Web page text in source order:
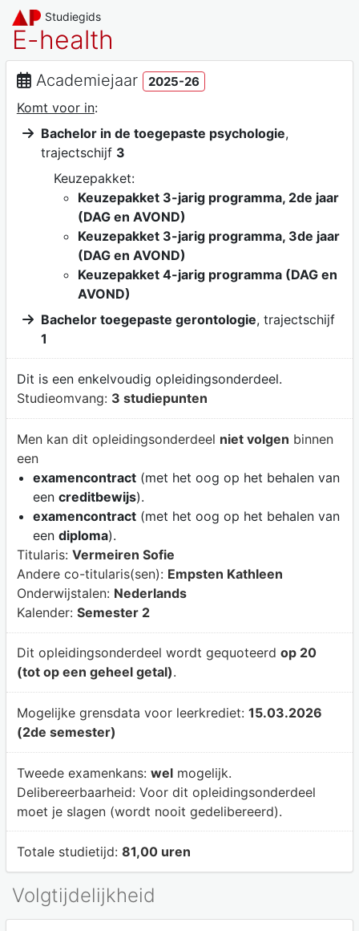
Studiegids
E-health
Academiejaar 2025-26
Komt voor in:
Bachelor in de toegepaste psychologie,
trajectschijf 3
Keuzepakket:
Keuzepakket 3-jarig programma, 2de jaar
(DAG en AVOND)
Keuzepakket 3-jarig programma, 3de jaar
(DAG en AVOND)
Keuzepakket 4-jarig programma (DAG en
AVOND)
Bachelor toegepaste gerontologie, trajectschijf
1
Dit is een enkelvoudig opleidingsonderdeel.
Studieomvang: 3 studiepunten
Men kan dit opleidingsonderdeel niet volgen binnen
een
examencontract(met het oog op het behalen van
een creditbewijs).
examencontract(met het oog op het behalen van
een diploma).
Titularis: Vermeiren Sofie
Andere co-titularis(sen): Empsten Kathleen
Onderwijstalen: Nederlands
Kalender: Semester 2
Dit opleidingsonderdeel wordt gequoteerd op 20
(tot op een geheel getal).
Mogelijke grensdata voor leerkrediet: 15.03.2026
(2de semester)
Tweede examenkans: welmogelijk.
Delibereerbaarheid: Voor dit opleidingsonderdeel
moet je slagen (wordt nooit gedelibereerd).
Totale studietijd: 81,00 uren
Volgtijdelijkheid